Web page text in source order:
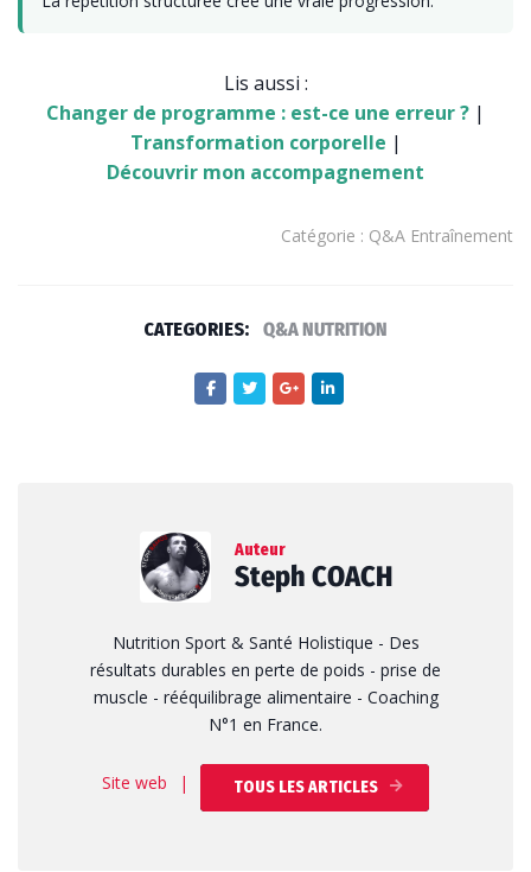
Lis aussi :
Changer de programme : est-ce une erreur ? |
Transformation corporelle |
Découvrir mon accompagnement
Catégorie : Q&A Entraînement
CATEGORIES: Q&A NUTRITION
Auteur
Steph COACH
Nutrition Sport & Santé Holistique - Des
résultats durables en perte de poids - prise de
muscle - rééquilibrage alimentaire - Coaching
N°1 en France.
Site web | TOUS LES ARTICLES